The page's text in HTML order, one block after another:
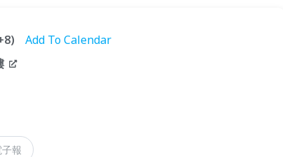
Add To Calendar
子報